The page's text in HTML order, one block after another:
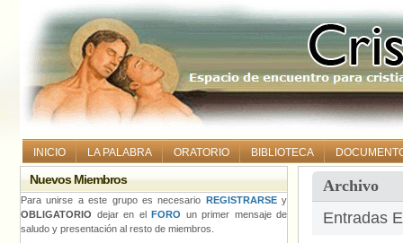
INICIO LA PALABRA ORATORIO BIBLIOTECA
Archivo
Entradas
Nuevos Miembros
Para unirse a este grupo es necesario REGISTRARSEy
OBLIGATORIO dejar en el FORO un primer mensaje de
saludo y presentación al resto de miembros.